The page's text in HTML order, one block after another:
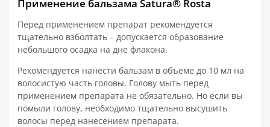
Применение бальзама Satura® Rosta
Перед применением препарат рекомендуется
тщательно взболтать – допускается образование
небольшого осадка на дне флакона.
Рекомендуется нанести бальзам в объеме до 10 мл на
волосистую часть головы. Голову мыть перед
применением препарата не обязательно. Но если вы
помыли голову, необходимо тщательно высушить
волосы перед нанесением препарата.